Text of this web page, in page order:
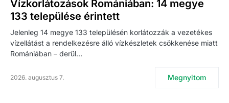
Vízkorlátozások Romániában: 14 megye
133 települése érintett
Jelenleg 14 megye 133 településén korlátozzák a vezetékes
vízellátást a rendelkezésre álló vízkészletek csökkenése miatt
Romániában – derül…
2026. augusztus 7. Megnyitom